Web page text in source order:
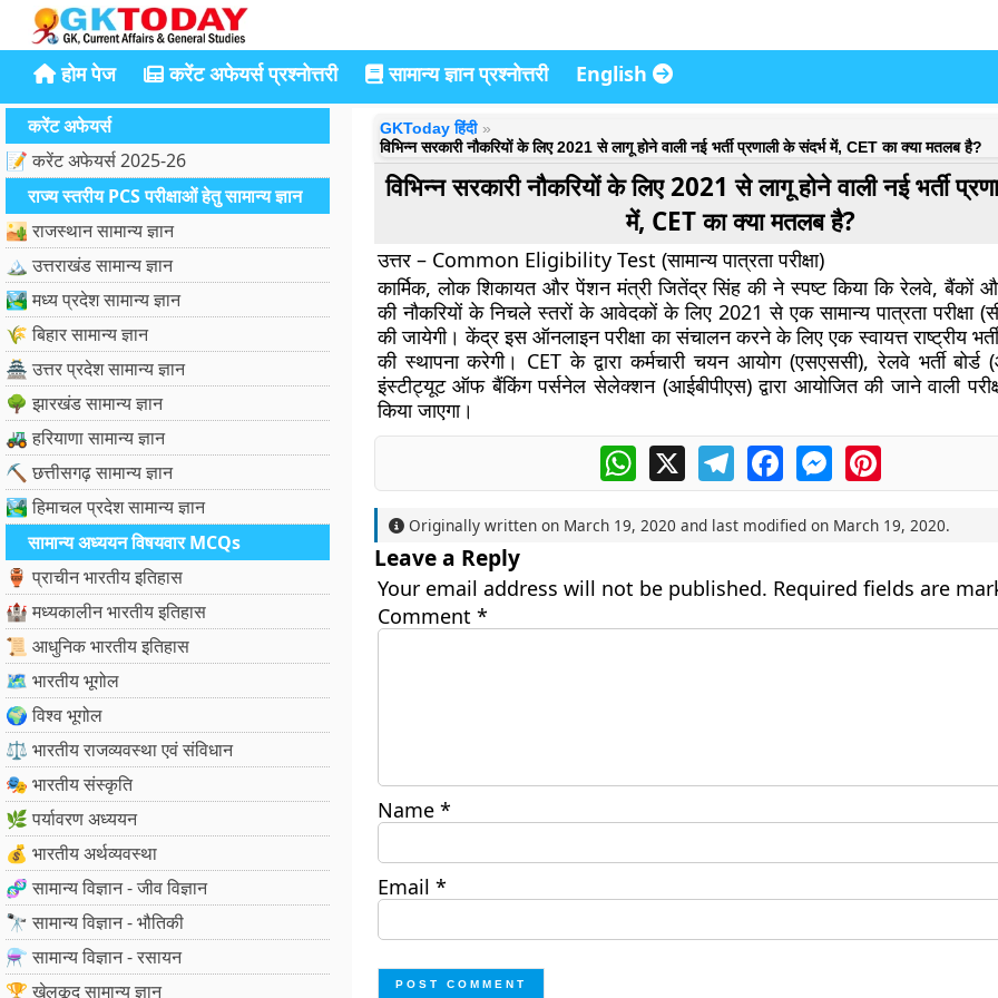
होम पेज करेंट अफेयर्स प्रश्नोत्तरी सामान्य ज्ञान प्रश्नोत्तरी English
करेंट अफेयर्स
📝 करेंट अफेयर्स 2025-26
राज्य स्तरीय PCS परीक्षाओं हेतु सामान्य ज्ञान
🏜️ राजस्थान सामान्य ज्ञान
🏔️ उत्तराखंड सामान्य ज्ञान
🏞️ मध्य प्रदेश सामान्य ज्ञान
🌾 बिहार सामान्य ज्ञान
🏯 उत्तर प्रदेश सामान्य ज्ञान
🌳 झारखंड सामान्य ज्ञान
🚜 हरियाणा सामान्य ज्ञान
⛏️ छत्तीसगढ़ सामान्य ज्ञान
🏞️ हिमाचल प्रदेश सामान्य ज्ञान
सामान्य अध्ययन विषयवार MCQs
🏺 प्राचीन भारतीय इतिहास
🏰 मध्यकालीन भारतीय इतिहास
📜 आधुनिक भारतीय इतिहास
🗺️ भारतीय भूगोल
🌍 विश्व भूगोल
⚖️ भारतीय राजव्यवस्था एवं संविधान
🎭 भारतीय संस्कृति
🌿 पर्यावरण अध्ययन
💰 भारतीय अर्थव्यवस्था
🧬 सामान्य विज्ञान - जीव विज्ञान
🔭 सामान्य विज्ञान - भौतिकी
⚗️ सामान्य विज्ञान - रसायन
🏆 खेलकूद सामान्य ज्ञान
GKToday हिंदी
विभिन्न सरकारी नौकरियों के लिए 2021 से लागू होने वाली नई भर्ती प्रणाली के संदर्भ में, CET का क्या मतलब है?
विभिन्न सरकारी नौकरियों के लिए 2021 से लागू होने वाली नई भर्ती
में, CET का क्या मतलब है?
उत्तर – Common Eligibility Test (सामान्य पात्रता परीक्षा)
कार्मिक, लोक शिकायत और पेंशन मंत्री जितेंद्र सिंह की ने स्पष्ट किया कि रेलवे, बैंकों
की नौकरियों के निचले स्तरों के आवेदकों के लिए 2021 से एक सामान्य पात्रता परीक्षा
की जायेगी। केंद्र इस ऑनलाइन परीक्षा का संचालन करने के लिए एक स्वायत्त राष्ट्रीय
की स्थापना करेगी। CET के द्वारा कर्मचारी चयन आयोग (एसएससी), रेलवे भर्ती
इंस्टीट्यूट ऑफ बैंकिंग पर्सनेल सेलेक्शन (आईबीपीएस) द्वारा आयोजित की जाने वाली
किया जाएगा।
WhatsApp
X TelegramFacebookMessengerPinterest
Originally written on March 19, 2020 and last modified on March 19, 2020.
Leave a Reply
Your email address will not be published. Required fields are
Comment *
Name *
Email *